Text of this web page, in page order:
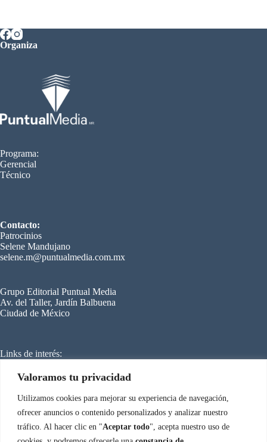
Valoramos tu privacidad
Utilizamos cookies para mejorar su experiencia de navegación,
ofrecer anuncios o contenido personalizados y analizar nuestro
tráfico. Al hacer clic en "Aceptar todo", acepta nuestro uso de
Organiza
Programa:
Gerencial
Técnico
Contacto:
Patrocinios
Selene Mandujano
selene.m@puntualmedia.com.mx
Grupo Editorial Puntual Media
Av. del Taller, Jardín Balbuena
Ciudad de México
Links de interés:
Cero Grados
Energy Management
Aviso de privacidad
Congreso Internacional de Climatización © 2026